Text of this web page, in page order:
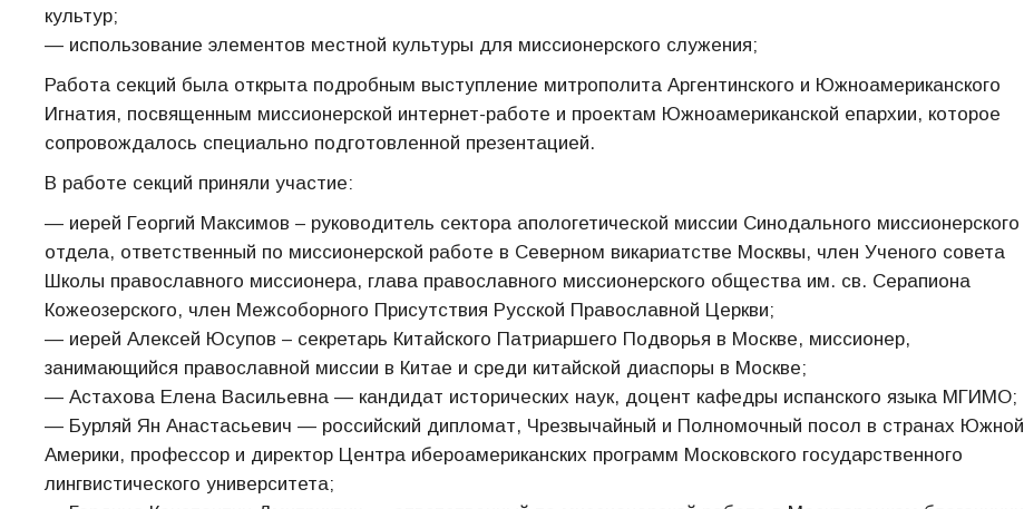
культур;
— использование элементов местной культуры для миссионерского служения;
Работа секций была открыта подробным выступление митрополита Аргентинского и Южноамериканского
Игнатия, посвященным миссионерской интернет-работе и проектам Южноамериканской епархии, которое
сопровождалось специально подготовленной презентацией.
В работе секций приняли участие:
— иерей Георгий Максимов – руководитель сектора апологетической миссии Синодального миссионерского
отдела, ответственный по миссионерской работе в Северном викариатстве Москвы, член Ученого совета
Школы православного миссионера, глава православного миссионерского общества им. св. Серапиона
Кожеозерского, член Межсоборного Присутствия Русской Православной Церкви;
— иерей Алексей Юсупов – секретарь Китайского Патриаршего Подворья в Москве, миссионер,
занимающийся православной миссии в Китае и среди китайской диаспоры в Москве;
— Астахова Елена Васильевна — кандидат исторических наук, доцент кафедры испанского языка МГИМО;
— Бурляй Ян Анастасьевич — российский дипломат, Чрезвычайный и Полномочный посол в странах Южной
Америки, профессор и директор Центра ибероамериканских программ Московского государственного
лингвистического университета;